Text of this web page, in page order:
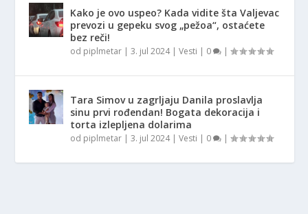
Kako je ovo uspeo? Kada vidite šta Valjevac
prevozi u gepeku svog „pežoa“, ostaćete
bez reči!
od piplmetar |3. jul 2024|Vesti | 0 |
Tara Simov u zagrljaju Danila proslavlja
sinu prvi rođendan! Bogata dekoracija i
torta izlepljena dolarima
od piplmetar |3. jul 2024|Vesti | 0 |